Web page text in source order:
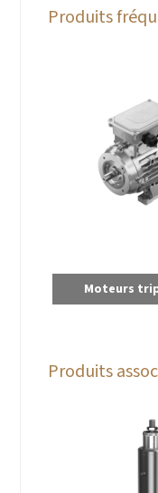
Produits
Moteurs
Produits